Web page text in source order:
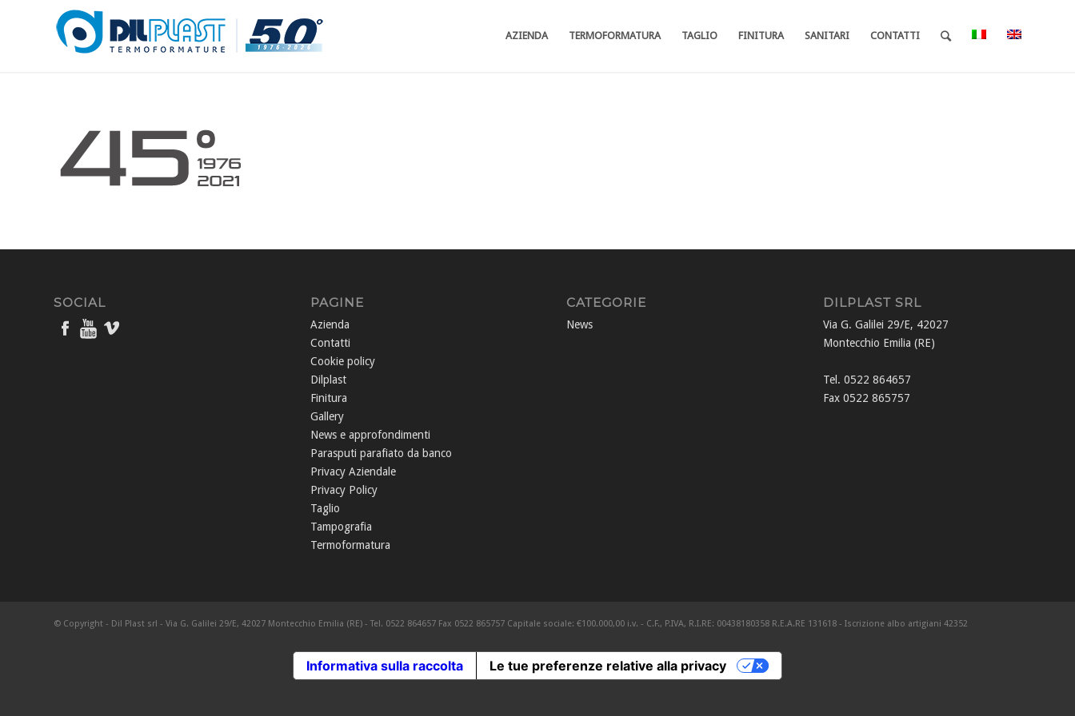
AZIENDA TERMOFORMATURA TAGLIO FINITURA SANITARI CONTATTI
SOCIAL PAGINE
Azienda
Contatti
Cookie policy
Dilplast
Finitura
Gallery
News e approfondimenti
Parasputi parafiato da banco
Privacy Aziendale
Privacy Policy
Taglio
Tampografia
Termoformatura
CATEGORIE
News
DILPLAST SRL
Via G. Galilei 29/E, 42027
Montecchio Emilia (RE)
Tel. 0522 864657
Fax 0522 865757
© Copyright - Dil Plast srl - Via G. Galilei 29/E, 42027 Montecchio Emilia (RE) - Tel. 0522 864657 Fax 0522 865757 Capitale sociale: €100.000,00 i.v. - C.F., P.IVA, R.I.RE: 00438180358 R.E.A.RE 131618 - Iscrizione albo artigiani 42352
Informativa sulla raccolta Le tue preferenze relative alla privacy